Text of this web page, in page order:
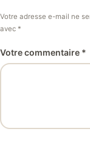
Votre adresse e-mail ne
avec *
Votre commentaire *